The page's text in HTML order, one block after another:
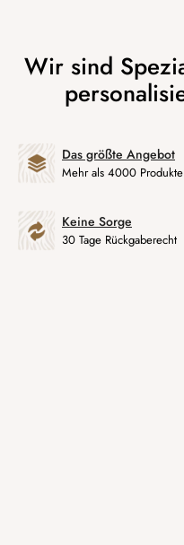
Das größte Angebot
Mehr als 4000 Produkte
Keine Sorge
30 Tage Rückgaberecht